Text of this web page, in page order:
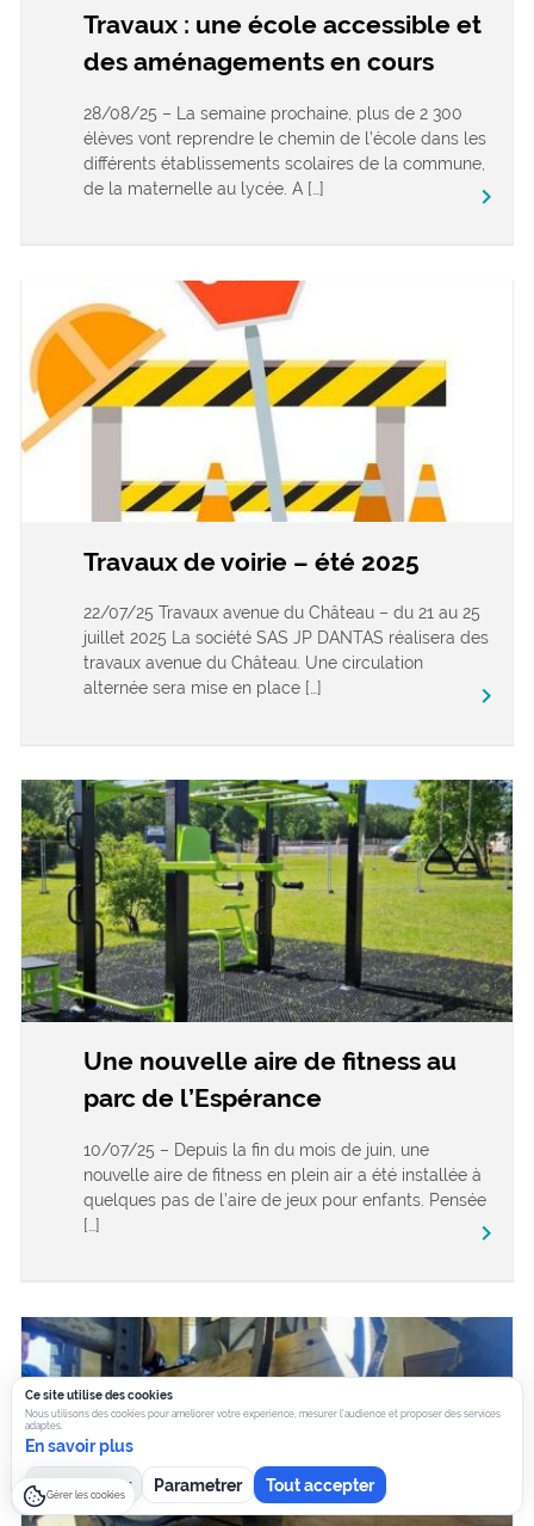
Travaux : une école accessible et
des aménagements en cours
28/08/25 – La semaine prochaine, plus de 2 300
élèves vont reprendre le chemin de l’école dans les
différents établissements scolaires de la commune,
de la maternelle au lycée. A […]
keyboard_arrow_right
Travaux de voirie – été 2025
22/07/25 Travaux avenue du Château – du 21 au 25
juillet 2025 La société SAS JP DANTAS réalisera des
travaux avenue du Château. Une circulation
alternée sera mise en place […]
keyboard_arrow_right
Une nouvelle aire de fitness au
parc de l’Espérance
10/07/25 – Depuis la fin du mois de juin, une
nouvelle aire de fitness en plein air a été installée à
quelques pas de l’aire de jeux pour enfants. Pensée
[…]
keyboard_arrow_right
Ce site utilise des cookies
Nous utilisons des cookies pour ameliorer votre experience, mesurer l’audience et proposer des services
adaptes.
En savoir plus
Tout refuser Parametrer Tout accepter
Gérer les cookies